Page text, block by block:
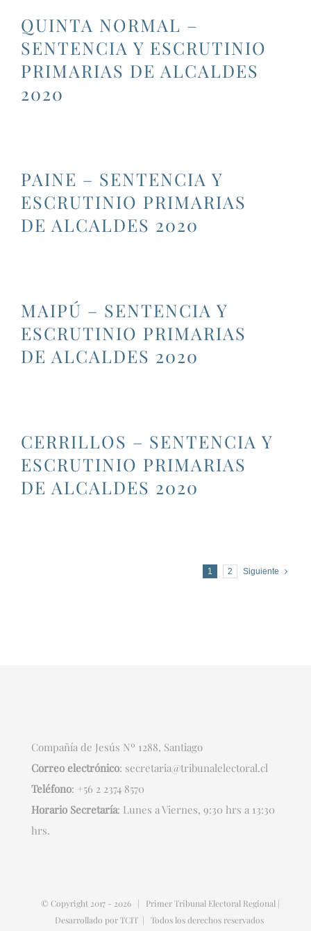
QUINTA NORMAL –
SENTENCIA Y ESCRUTINIO
PRIMARIAS DE ALCALDES
2020
PAINE – SENTENCIA Y
ESCRUTINIO PRIMARIAS
DE ALCALDES 2020
MAIPÚ – SENTENCIA Y
ESCRUTINIO PRIMARIAS
DE ALCALDES 2020
CERRILLOS – SENTENCIA Y
ESCRUTINIO PRIMARIAS
DE ALCALDES 2020
1 2 Siguiente
Compañía de Jesús Nº 1288, Santiago
Correo electrónico: secretaria@tribunalelectoral.cl
Teléfono: +56 2 2374 8570
Horario Secretaría: Lunes a Viernes, 9:30 hrs a 13:30
hrs.
© Copyright 2017 - 2026 | Primer Tribunal Electoral Regional |
Desarrollado porTCIT | Todos los derechos reservados